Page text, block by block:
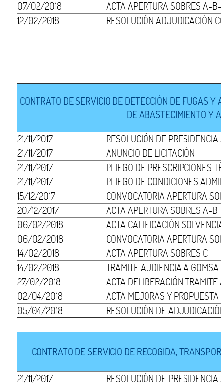
07/02/2018
ACTA APERTURA SOBRES A-
12/02/2018
RESOLUCIÓN ADJUDICACIÓN
CONTRATO DE SERVICIO DE DETECCIÓN DE FUGAS
DE ABASTECIMIENTO Y
21/11/2017
RESOLUCIÓN DE
21/11/2017
ANUNCIO DE LICITACIÓN
21/11/2017
PLIEGO DE PRESCRIPCIONES
21/11/2017
PLIEGO DE CONDICIONES
15/12/2017
CONVOCATORIA APERTURA
20/12/2017
ACTA APERTURA SOBRES A-B
06/02/2018
ACTA CALIFICACIÓN
06/02/2018
CONVOCATORIA APERTURA
14/02/2018
ACTA APERTURA SOBRES C
14/02/2018
TRAMITE AUDIENCIA A GOMSA
27/02/2018
ACTA DELIBERACIÓN
02/04/2018
ACTA MEJORAS Y
05/04/2018
RESOLUCIÓN DE
CONTRATO DE SERVICIO DE RECOGIDA,
21/11/2017
RESOLUCIÓN DE